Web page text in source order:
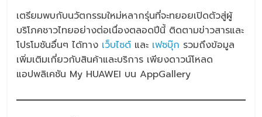
เตรียมพบกับนวัตกรรมใหม่หลากรุ่นที่จะทยอยเปิดตัวสู่ผู้
บริโภคชาวไทยอย่างต่อเนื่องตลอดปีนี้ ติดตามข่าวสารและ
โปรโมชันอื่นๆ ได้ทาง เว็บไซต์ และ เฟซบุ๊ก รวมถึงข้อมูล
เพิ่มเติมเกี่ยวกับสินค้าและบริการ เพียงดาวน์โหลด
แอปพลิเคชัน My HUAWEI บน AppGallery